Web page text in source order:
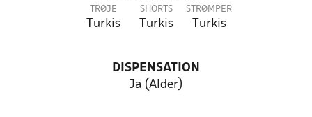
TRØJE
Turkis
SHORTS
Turkis
STRØMPER
Turkis
DISPENSATION
Ja (Alder)